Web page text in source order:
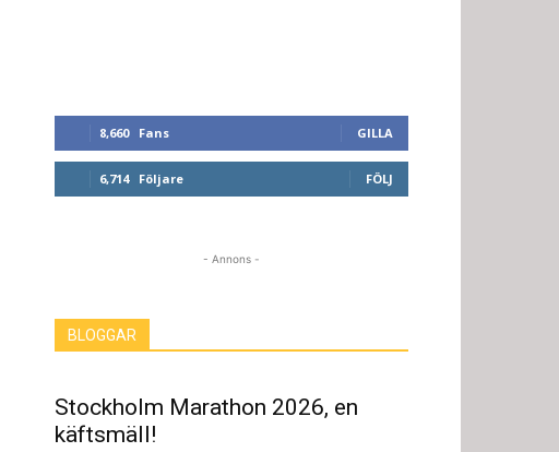
8,660 Fans GILLA
6,714 Följare FÖLJ
- Annons -
BLOGGAR
Stockholm Marathon 2026, en
käftsmäll!